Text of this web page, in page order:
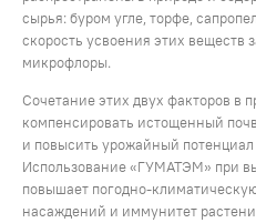
сырья: буром угле, торфе,
скорость усвоения этих веществ
микрофлоры.
Сочетание этих двух факторов в
компенсировать истощенный
и повысить урожайный потенциал
Использование «ГУМАТЭМ» при
повышает погодно-
насаждений и иммунитет